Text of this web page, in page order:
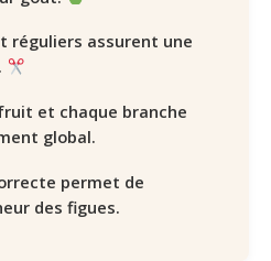
réguliers assurent une
et chaque branche
global.
permet de
des figues.